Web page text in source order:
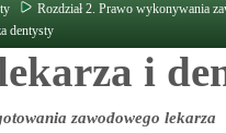
Rozdział 2. Prawo wykonywania
dentysty
i
zawodowego lekarza